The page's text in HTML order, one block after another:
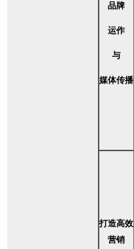
品牌
运作
与
媒体传播
打造高效
营销